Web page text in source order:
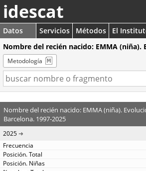
idescat
Datos Servicios Métodos
El
Nombre del recién nacido: EMMA (niña).
Metodología
Nombre del recién nacido: EMMA (niña).
Barcelona. 1997-2025
2025